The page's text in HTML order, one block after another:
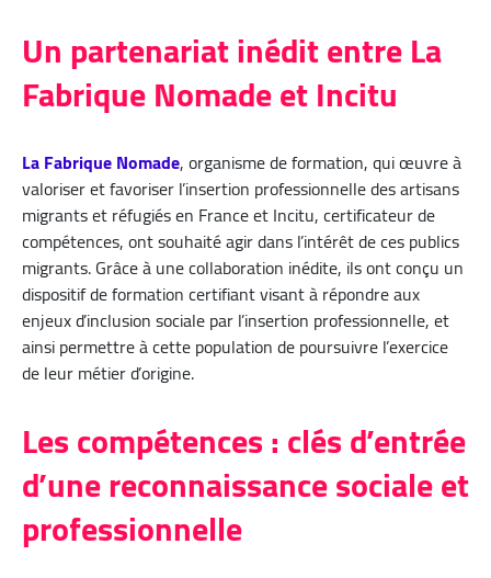
Un partenariat inédit entre La
Fabrique Nomade et Incitu
La Fabrique Nomade, organisme de formation, qui œuvre à
valoriser et favoriser l’insertion professionnelle des artisans
migrants et réfugiés en France et Incitu, certificateur de
compétences, ont souhaité agir dans l’intérêt de ces publics
migrants. Grâce à une collaboration inédite, ils ont conçu un
dispositif de formation certifiant visant à répondre aux
enjeux d’inclusion sociale par l’insertion professionnelle, et
ainsi permettre à cette population de poursuivre l’exercice
de leur métier d’origine.
Les compétences : clés d’entrée
d’une reconnaissance sociale et
professionnelle